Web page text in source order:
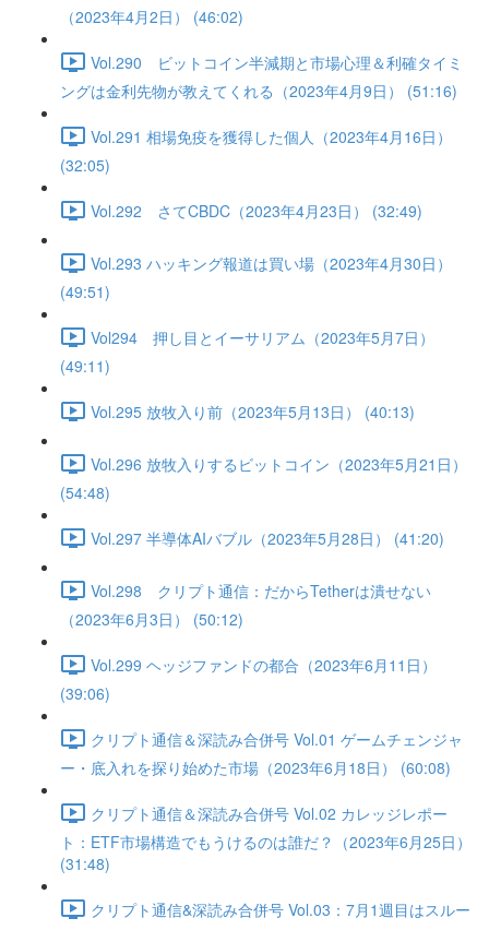
（2023年4月2日） (46:02)
Vol.290 ビットコイン半減期と市場心理＆利確タイミ
ングは金利先物が教えてくれる（2023年4月9日） (51:16)
Vol.291 相場免疫を獲得した個人（2023年4月16日）
(32:05)
Vol.292 さてCBDC（2023年4月23日） (32:49)
Vol.293 ハッキング報道は買い場（2023年4月30日）
(49:51)
Vol294 押し目とイーサリアム（2023年5月7日）
(49:11)
Vol.295 放牧入り前（2023年5月13日） (40:13)
Vol.296 放牧入りするビットコイン（2023年5月21日）
(54:48)
Vol.297 半導体AIバブル（2023年5月28日） (41:20)
Vol.298 クリプト通信：だからTetherは潰せない
（2023年6月3日） (50:12)
Vol.299 ヘッジファンドの都合（2023年6月11日）
(39:06)
クリプト通信＆深読み合併号 Vol.01 ゲームチェンジャ
ー・底入れを探り始めた市場（2023年6月18日） (60:08)
クリプト通信＆深読み合併号 Vol.02 カレッジレポー
ト：ETF市場構造でもうけるのは誰だ？（2023年6月25日）
(31:48)
クリプト通信&深読み合併号 Vol.03：7月1週目はスルー